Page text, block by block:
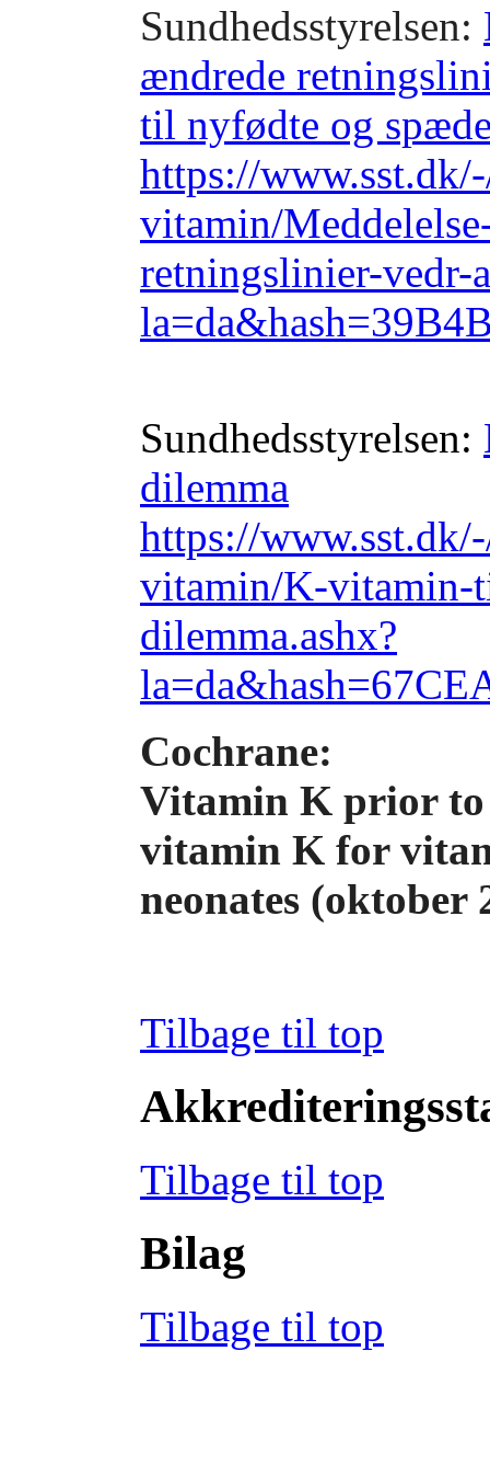
Sundhedsstyrelsen:
ændrede
til nyfødte og
https://
vitamin/
retningslinier-vedr-
Sundhedsstyrelsen:
dilemma
https://
vitamin/K-vitamin-
dilemma.ashx?
Cochrane:
Vitamin K prior
vitamin K for
neonates (oktober
Tilbage til top
Tilbage til top
Bilag
Tilbage til top